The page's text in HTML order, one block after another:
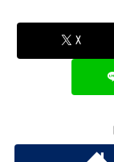
X